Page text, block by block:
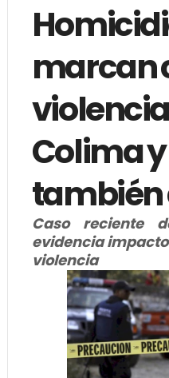
marcan
Colima
también
Caso reciente
evidencia
violencia